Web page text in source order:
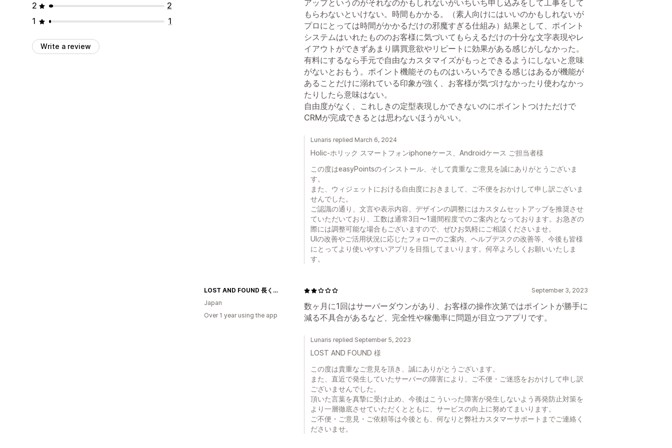
2
2
1
1
Write a review
アップというのがそれなのかもしれないがいちいち申し込みをして工事をして
もらわないといけない。時間もかかる。（素人向けにはいいのかもしれないが
プロにとっては時間がかかるだけの邪魔すぎる仕組み）結果として、ポイント
システムはいれたもののお客様に気づいてもらえるだけの十分な文字表現やレ
イアウトができずあまり購買意欲やリピートに効果がある感じがしなかった。
有料にするなら手元で自由なカスタマイズがもっとできるようにしないと意味
がないとおもう。ポイント機能そのものはいろいろできる感じはあるが機能が
あることだけに溺れている印象が強く、お客様が気づけなかったり使わなかっ
たりしたら意味はない。
自由度がなく、これしきの定型表現しかできないのにポイントつけただけで
CRMが完成できるとは思わないほうがいい。
Lunaris replied March 6, 2024
Holic-ホリック スマートフォンiphoneケース、Androidケース ご担当者様
この度はeasyPointsのインストール、そして貴重なご意見を誠にありがとうございま
す。
また、ウィジェットにおける自由度におきまして、ご不便をおかけして申し訳ございま
せんでした。
ご認識の通り、文言や表示内容、デザインの調整にはカスタムセットアップを推奨させ
ていただいており、工数は通常3日〜1週間程度でのご案内となっております。お急ぎの
際には調整可能な場合もございますので、ぜひお気軽にご相談くださいませ。
UIの改善やご活用状況に応じたフォローのご案内、ヘルプデスクの改善等、今後も皆様
にとってより使いやすいアプリを目指してまいります。何卒よろしくお願いいたしま
す。
September 3, 2023
数ヶ月に1回はサーバーダウンがあり、お客様の操作次第ではポイントが勝手に
減る不具合があるなど、完全性や稼働率に問題が目立つアプリです。
LOST AND FOUND 長く愛用したい日用品が見つかるお店
Japan
Over 1 year using the app
Lunaris replied September 5, 2023
LOST AND FOUND 様
この度は貴重なご意見を頂き、誠にありがとうございます。
また、直近で発生していたサーバーの障害により、ご不便・ご迷惑をおかけして申し訳
ございませんでした。
頂いた言葉を真摯に受け止め、今後はこういった障害が発生しないよう再発防止対策を
より一層徹底させていただくとともに、サービスの向上に努めてまいります。
ご不便・ご意見・ご依頼等は今後とも、何なりと弊社カスタマーサポートまでご連絡く
ださいませ。